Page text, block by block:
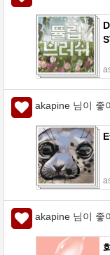
akapine 님이 좋
akapine 님이 좋